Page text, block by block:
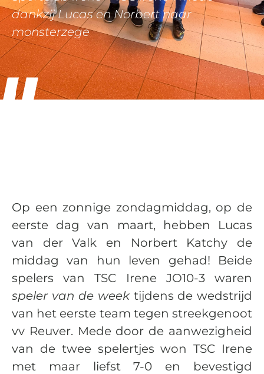
dankzij Lucas en Norbert naar
monsterzege
Op een zonnige zondagmiddag, op de
eerste dag van maart, hebben Lucas
van der Valk en Norbert Katchy de
middag van hun leven gehad! Beide
spelers van TSC Irene JO10-3 waren
speler van de weektijdens de wedstrijd
van het eerste team tegen streekgenoot
vv Reuver. Mede door de aanwezigheid
van de twee spelertjes won TSC Irene
met maar liefst 7-0 en bevestigd